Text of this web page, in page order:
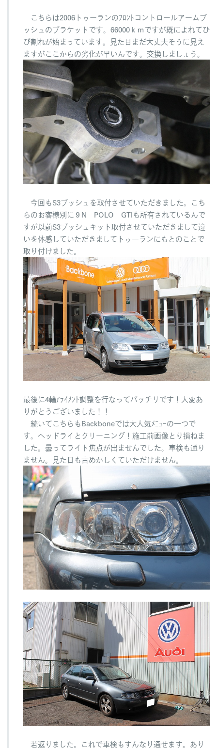
ド
イ
ト
ク
リ
ン
グ
へ
の
こちらは2006トゥーランのﾌﾛﾝﾄコントロールアームブ
ッシュのブラケットです。66000ｋｍですが既によれてひ
び割れが始まっています。見た目まだ大丈夫そうに見え
ますがここからの劣化が早いんです。交換しましょう。
今回もS3ブッシュを取付させていただきました。こち
らのお客様別に９N POLO GTIも所有されているんで
すが以前S3ブッシュキット取付させていただきまして違
いを体感していただきましてトゥーランにもとのことで
取り付けました。
最後に4輪ｱﾗｲﾒﾝﾄ調整を行なってバッチリです！大変あ
りがとうございました！！
続いてこちらもBackboneでは大人気ﾒﾆｭｰの一つで
す。ヘッドライとクリーニング！施工前画像とり損ねま
した。曇ってライト焦点が出ませんでした。車検も通り
ません。見た目も古めかしくていただけません。
若返りました。これで車検もすんなり通せます。あり